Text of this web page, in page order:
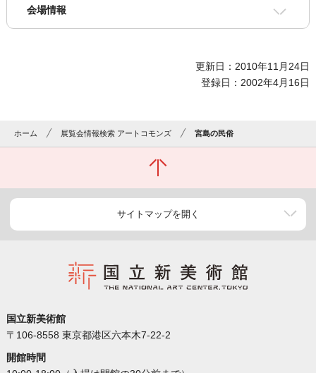
会場情報
更新日：2010年11月24日
登録日：2002年4月16日
ホーム 展覧会情報検索 アートコモンズ 宮島の民俗
サイトマップを開く
国立新美術館
〒106-8558 東京都港区六本木7-22-2
開館時間